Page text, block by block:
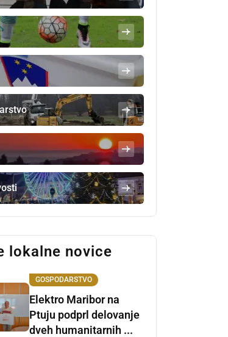
lokalne novice
GOSPODARSTVO
Elektro Maribor na
Ptuju podprl delovanje
dveh humanitarnih ...